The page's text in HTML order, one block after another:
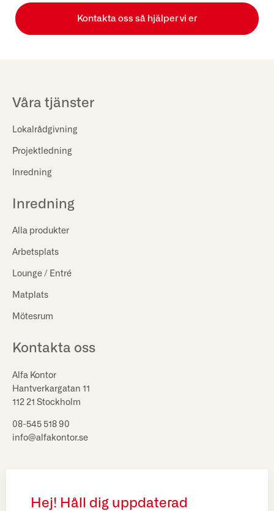
Kontakta oss så hjälper vi er
Våra tjänster
Lokalrådgivning
Projektledning
Inredning
Inredning
Alla produkter
Arbetsplats
Lounge / Entré
Matplats
Mötesrum
Kontakta oss
Alfa Kontor
Hantverkargatan 11
112 21 Stockholm
08-545 518 90
info@alfakontor.se
Hej! Håll dig uppdaterad